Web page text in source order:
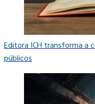
Editora ICH transforma a
públicos